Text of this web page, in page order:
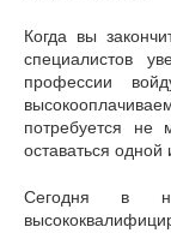
Когда вы
специалистов
профессии
потребуется не
оставаться одной
Сегодня в